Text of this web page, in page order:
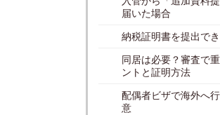
届いた場合
納税証明書を提出で
同居は必要？審査で
ントと証明方法
配偶者ビザで海外へ
意